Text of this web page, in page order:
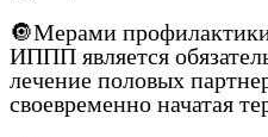
🔘Мерами
ИППП является
лечение половых
своевременно начатая